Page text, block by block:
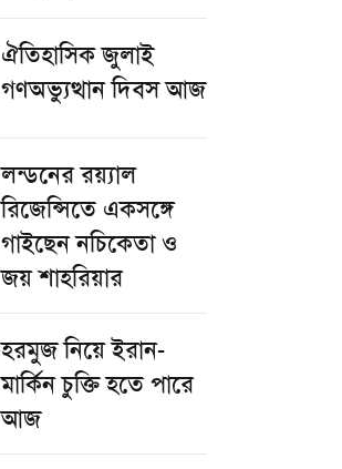
ঐতিহাসিক জুলাই
গণঅভ্যুত্থান দিবস আজ
লন্ডনের রয়্যাল
রিজেন্সিতে একসঙ্গে
গাইছেন নচিকেতা ও
জয় শাহরিয়ার
হরমুজ নিয়ে ইরান-
মার্কিন চুক্তি হতে পারে
আজ